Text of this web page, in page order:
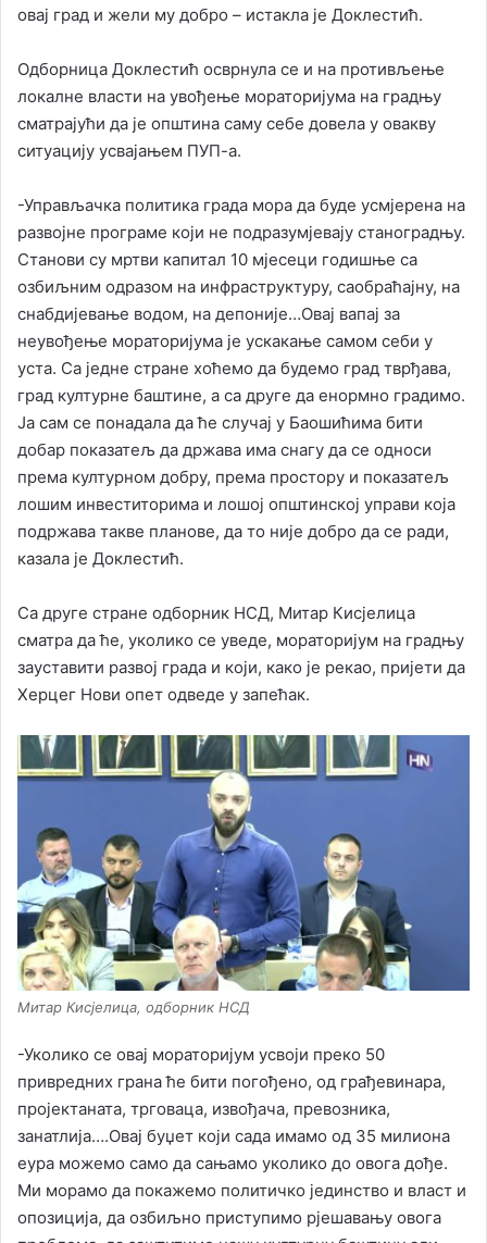
овај град и жели му добро – истакла је Доклестић.
Одборница Доклестић осврнула се и на противљење
локалне власти на увођење мораторијума на градњу
сматрајући да је општина саму себе довела у овакву
ситуацију усвајањем ПУП-а.
-Управљачка политика града мора да буде усмјерена на
развојне програме који не подразумјевају станоградњу.
Станови су мртви капитал 10 мјесеци годишње са
озбиљним одразом на инфраструктуру, саобраћајну, на
снабдијевање водом, на депоније…Овај вапај за
неувођење мораторијума је ускакање самом себи у
уста. Са једне стране хоћемо да будемо град тврђава,
град културне баштине, а са друге да енормно градимо.
Ја сам се понадала да ће случај у Баошићима бити
добар показатељ да држава има снагу да се односи
према културном добру, према простору и показатељ
лошим инвеститорима и лошој општинској управи која
подржава такве планове, да то није добро да се ради,
казала је Доклестић.
Са друге стране одборник НСД, Митар Кисјелица
сматра да ће, уколико се уведе, мораторијум на градњу
зауставити развој града и који, како је рекао, пријети да
Херцег Нови опет одведе у запећак.
Митар Кисјелица, одборник НСД
-Уколико се овај мораторијум усвоји преко 50
привредних грана ће бити погођено, од грађевинара,
пројектаната, трговаца, извођача, превозника,
занатлија….Овај буџет који сада имамо од 35 милиона
еура можемо само да сањамо уколико до овога дође.
Ми морамо да покажемо политичко јединство и власт и
опозиција, да озбиљно приступимо рјешавању овога